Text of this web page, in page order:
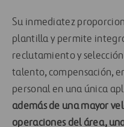
Su inmediatez
plantilla y permite
reclutamiento y
talento, compensación,
personal en una única
además de una mayor
operaciones del área,